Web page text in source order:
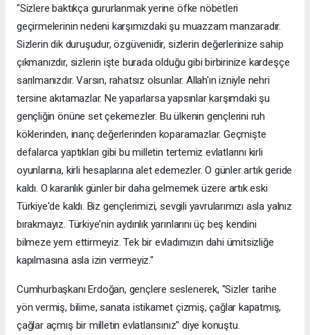
"Sizlere baktıkça gururlanmak yerine öfke nöbetleri
geçirmelerinin nedeni karşımızdaki şu muazzam manzaradır.
Sizlerin dik duruşudur, özgüvenidir, sizlerin değerlerinize sahip
çıkmanızdır, sizlerin işte burada olduğu gibi birbirinize kardeşçe
sarılmanızdır. Varsın, rahatsız olsunlar. Allah'ın izniyle nehri
tersine akıtamazlar. Ne yaparlarsa yapsınlar karşımdaki şu
gençliğin önüne set çekemezler. Bu ülkenin gençlerini ruh
köklerinden, inanç değerlerinden koparamazlar. Geçmişte
defalarca yaptıkları gibi bu milletin tertemiz evlatlarını kirli
oyunlarına, kirli hesaplarına alet edemezler. O günler artık geride
kaldı. O karanlık günler bir daha gelmemek üzere artık eski
Türkiye'de kaldı. Biz gençlerimizi, sevgili yavrularımızı asla yalnız
bırakmayız. Türkiye'nin aydınlık yarınlarını üç beş kendini
bilmeze yem ettirmeyiz. Tek bir evladımızın dahi ümitsizliğe
kapılmasına asla izin vermeyiz."
Cumhurbaşkanı Erdoğan, gençlere seslenerek, "Sizler tarihe
yön vermiş, bilime, sanata istikamet çizmiş, çağlar kapatmış,
çağlar açmış bir milletin evlatlarısınız" diye konuştu.